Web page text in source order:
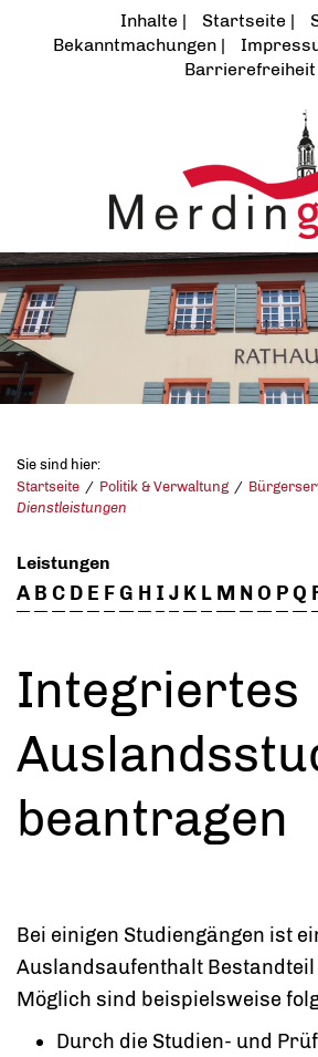
Inhalte Startseite
Bekanntmachungen
Barrierefreiheit
Sie sind hier:
Startseite
Politik & Verwaltung
Dienstleistungen
Leistungen
A B C D E FG H I J K L M NO PQ
Integriertes
beantragen
Bei einigen Studiengängen ist
Auslandsaufenthalt Bestandteil
Möglich sind beispielsweise
Durch die Studien- und